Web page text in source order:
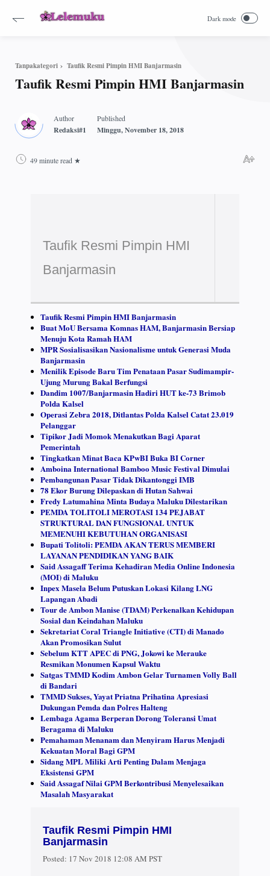
Tanpakategori Taufik Resmi Pimpin HMI Banjarmasin
Taufik Resmi Pimpin HMI Banjarmasin
49 minute read
Taufik Resmi Pimpin HMI
Banjarmasin
Taufik Resmi Pimpin HMI Banjarmasin
Buat MoU Bersama Komnas HAM, Banjarmasin Bersiap
Menuju Kota Ramah HAM
MPR Sosialisasikan Nasionalisme untuk Generasi Muda
Banjarmasin
Menilik Episode Baru Tim Penataan Pasar Sudimampir-
Ujung Murung Bakal Berfungsi
Dandim 1007/Banjarmasin Hadiri HUT ke-73 Brimob
Polda Kalsel
Operasi Zebra 2018, Ditlantas Polda Kalsel Catat 23.019
Pelanggar
Tipikor Jadi Momok Menakutkan Bagi Aparat
Pemerintah
Tingkatkan Minat Baca KPwBI Buka BI Corner
Amboina International Bamboo Music Festival Dimulai
Pembangunan Pasar Tidak Dikantonggi IMB
78 Ekor Burung Dilepaskan di Hutan Sahwai
Fredy Latumahina Minta Budaya Maluku Dilestarikan
PEMDA TOLITOLI MEROTASI 134 PEJABAT
STRUKTURAL DAN FUNGSIONAL UNTUK
MEMENUHI KEBUTUHAN ORGANISASI
Bupati Tolitoli: PEMDA AKAN TERUS MEMBERI
LAYANAN PENDIDIKAN YANG BAIK
Said Assagaff Terima Kehadiran Media Online Indonesia
(MOI) di Maluku
Inpex Masela Belum Putuskan Lokasi Kilang LNG
Lapangan Abadi
Tour de Ambon Manise (TDAM) Perkenalkan Kehidupan
Sosial dan Keindahan Maluku
Sekretariat Coral Triangle Initiative (CTI) di Manado
Akan Promosikan Sulut
Sebelum KTT APEC di PNG, Jokowi ke Merauke
Resmikan Monumen Kapsul Waktu
Satgas TMMD Kodim Ambon Gelar Turnamen Volly Ball
di Bandari
TMMD Sukses, Yayat Priatna Prihatina Apresiasi
Dukungan Pemda dan Polres Halteng
Lembaga Agama Berperan Dorong Toleransi Umat
Beragama di Maluku
Pemahaman Menanam dan Menyiram Harus Menjadi
Kekuatan Moral Bagi GPM
Sidang MPL Miliki Arti Penting Dalam Menjaga
Eksistensi GPM
Said Assagaf Nilai GPM Berkontribusi Menyelesaikan
Masalah Masyarakat
Taufik Resmi Pimpin HMI
Banjarmasin
Posted: 17 Nov 2018 12:08 AM PST